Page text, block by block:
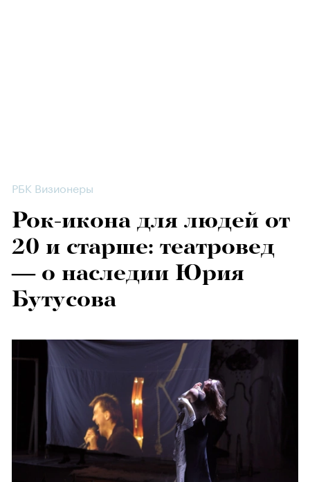
РБК Визионеры
Рок-икона для людей от
20 и старше: театровед
— о наследии Юрия
Бутусова